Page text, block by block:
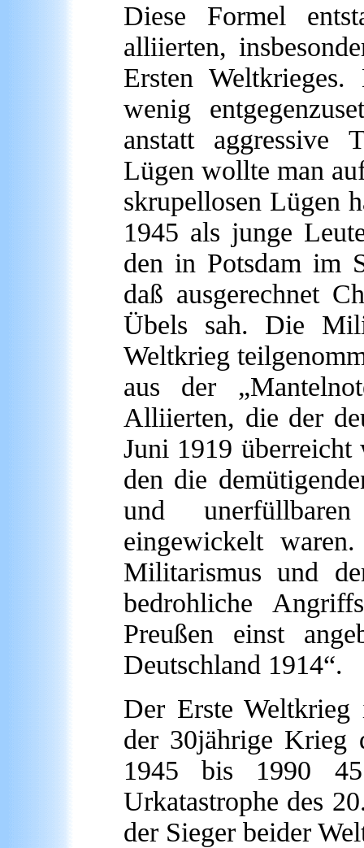
Diese Formel
alliierten,
Ersten
wenig
anstatt aggressive
Lügen wollte man
skrupellosen Lügen
1945 als junge
den in Potsdam im
daß ausgerechnet
Übels sah. Die
Weltkrieg
aus der
Alliierten, die der
Juni 1919 überreicht
den die
und
eingewickelt
Militarismus und
bedrohliche
Preußen einst
Deutschland 1914“.
Der Erste
der 30jährige Krieg
1945 bis 1990
Urkatastrophe des
der Sieger beider